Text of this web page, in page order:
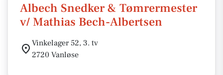
Albech Snedker & Tømrermester
v/ Mathias Bech-Albertsen
Vinkelager 52, 3. tv
2720 Vanløse